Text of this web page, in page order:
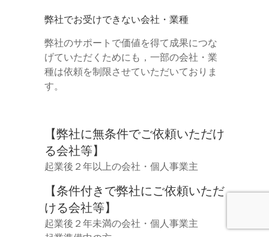
弊社でお受けできない会社・業種
弊社のサポートで価値を得て成果につな
げていただくためにも，一部の会社・業
種は依頼を制限させていただいておりま
す。
【弊社に無条件でご依頼いただけ
る会社等】
起業後２年以上の会社・個人事業主
【条件付きで弊社にご依頼いただ
ける会社等】
起業後２年未満の会社・個人事業主